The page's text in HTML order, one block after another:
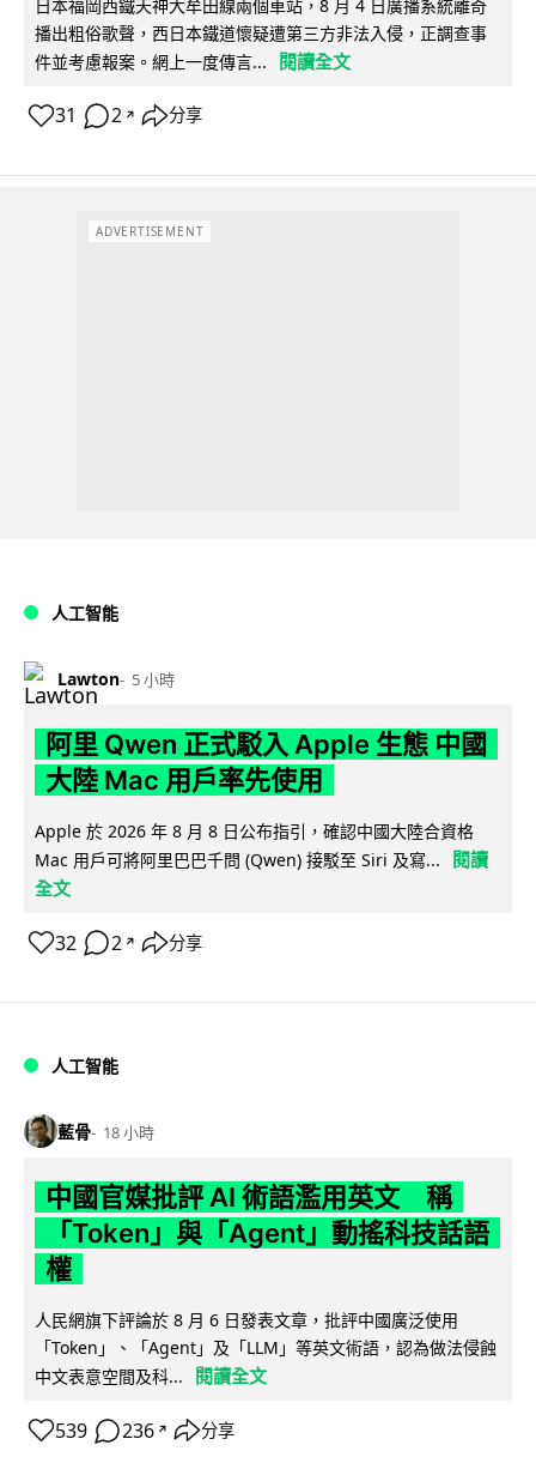
日本福岡西鐵天神大牟田線兩個車站，8 月 4 日廣播系統離奇
播出粗俗歌聲，西日本鐵道懷疑遭第三方非法入侵，正調查事
件並考慮報案。網上一度傳言...
閱讀全文
31 2 ↗ 分享
ADVERTISEMENT
人工智能
Lawton 5 小時
阿里 Qwen 正式駁入 Apple 生態 中國
大陸 Mac 用戶率先使用
Apple 於 2026 年 8 月 8 日公布指引，確認中國大陸合資格
Mac 用戶可將阿里巴巴千問 (Qwen) 接駁至 Siri 及寫...
閱讀
全文
32 2 ↗ 分享
人工智能
藍骨 18 小時
中國官媒批評 AI 術語濫用英文 稱
「Token」與「Agent」動搖科技話語
權
人民網旗下評論於 8 月 6 日發表文章，批評中國廣泛使用
「Token」、「Agent」及「LLM」等英文術語，認為做法侵蝕
中文表意空間及科...
閱讀全文
539 236 ↗ 分享